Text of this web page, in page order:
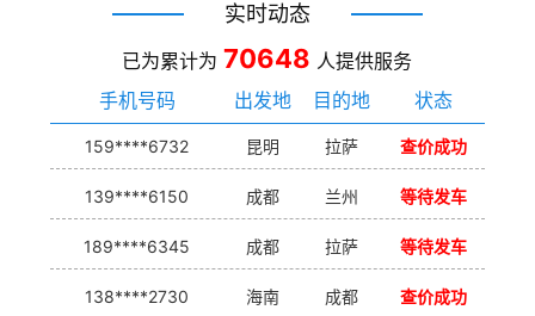
实时动态
已为累计为 70648 人提供服务
手机号码
出发地 目的地 状态
159****6732 昆明 拉萨 查价成功
139****6150 成都 兰州 等待发车
189****6345 成都 拉萨 等待发车
138****2730 海南 成都 查价成功